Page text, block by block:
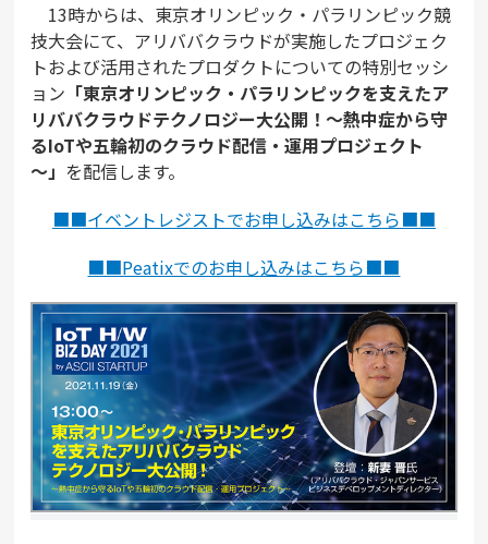
13時からは、東京オリンピック・パラリンピック競
技大会にて、アリババクラウドが実施したプロジェク
トおよび活用されたプロダクトについての特別セッシ
ョン 「東京オリンピック・パラリンピックを支えたア
リババクラウドテクノロジー大公開！～熱中症から守
るIoTや五輪初のクラウド配信・運用プロジェクト
～」 を配信します。
■■イベントレジストでお申し込みはこちら■■
■■Peatixでのお申し込みはこちら■■